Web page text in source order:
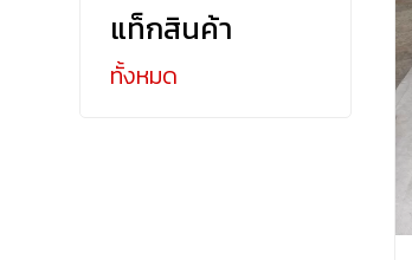
แท็กสินค้า
ทั้งหมด